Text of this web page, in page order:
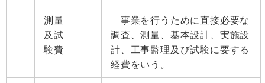
測量
及試
験費
事業を行うために直接必要な
調査、測量、基本設計、実施設
計、工事監理及び試験に要する
経費をいう。